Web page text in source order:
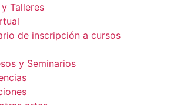
Talleres
de inscripción a cursos
y Seminarios